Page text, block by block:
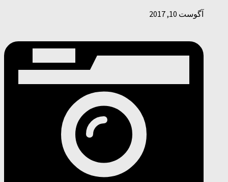
آگوست 10, 2017